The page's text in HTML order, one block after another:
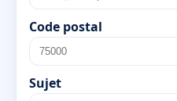
Code postal
Sujet